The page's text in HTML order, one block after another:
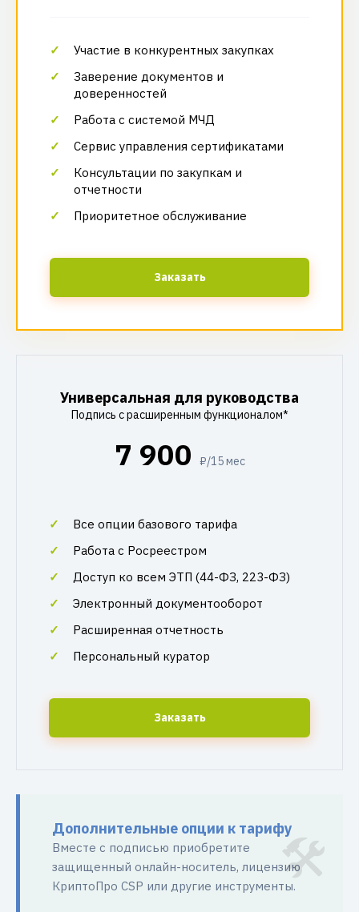
Участие в конкурентных закупках
Заверение документов и
доверенностей
Работа с системой МЧД
Сервис управления сертификатами
Консультации по закупкам и
отчетности
Приоритетное обслуживание
Заказать
Универсальная для руководства
Подпись с расширенным функционалом*
7 900 ₽/15 мес
Все опции базового тарифа
Работа с Росреестром
Доступ ко всем ЭТП (44-ФЗ, 223-ФЗ)
Электронный документооборот
Расширенная отчетность
Персональный куратор
Заказать
Дополнительные опции к тарифу
Вместе с подписью приобретите
защищенный онлайн-носитель, лицензию
КриптоПро CSP или другие инструменты.